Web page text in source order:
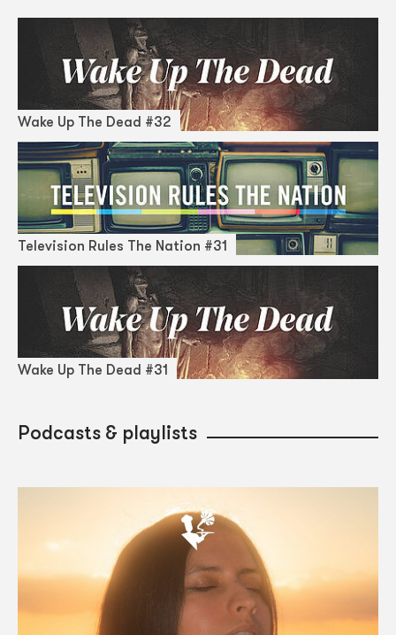
Wake Up The Dead #32
Television Rules The Nation #31
Wake Up The Dead #31
Podcasts & playlists